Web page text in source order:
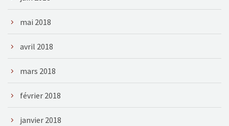
mai 2018
avril 2018
mars 2018
février 2018
janvier 2018